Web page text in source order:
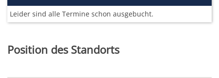
Leider sind alle Termine schon ausgebucht.
Position des Standorts